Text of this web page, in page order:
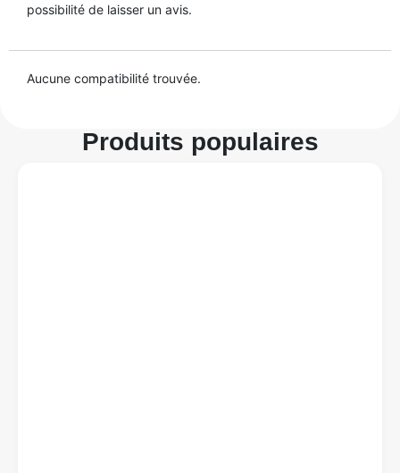
possibilité de laisser un avis.
Aucune compatibilité trouvée.
Produits populaires